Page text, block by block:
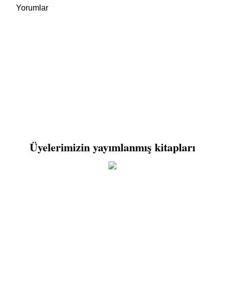
Yorumlar
Üyelerimizin yayımlanmış kitapları